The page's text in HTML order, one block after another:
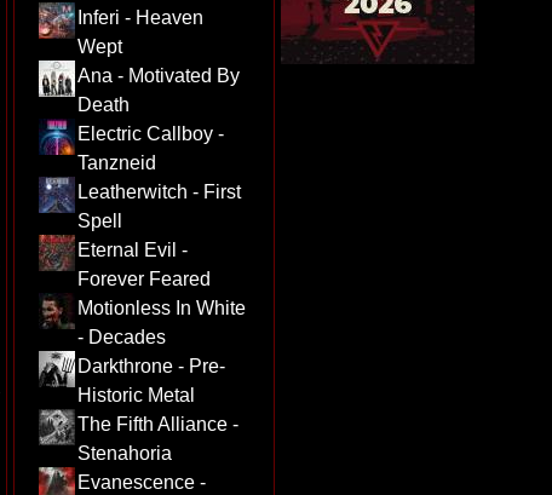
Inferi - Heaven
Wept
Ana - Motivated By
Death
Electric Callboy -
Tanzneid
Leatherwitch - First
Spell
Eternal Evil -
Forever Feared
Motionless In White
- Decades
Darkthrone - Pre-
Historic Metal
The Fifth Alliance -
Stenahoria
Evanescence -